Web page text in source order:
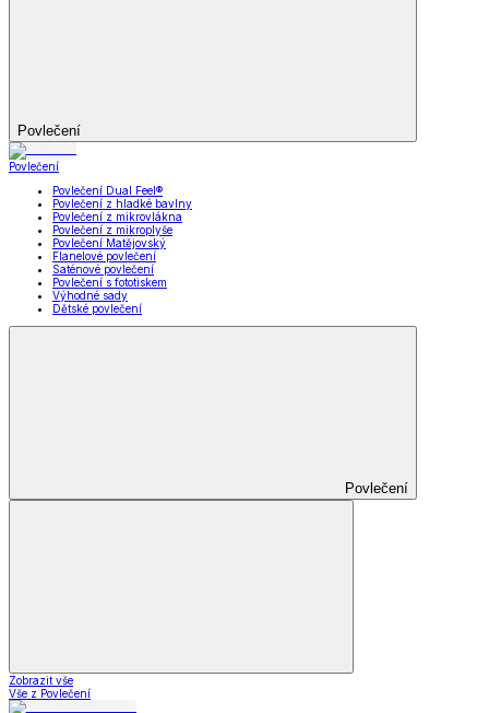
Povlečení
Povlečení
Povlečení Dual Feel®
Povlečení z hladké bavlny
Povlečení z mikrovlákna
Povlečení z mikroplyše
Povlečení Matějovský
Flanelové povlečení
Saténové povlečení
Povlečení s fototiskem
Výhodné sady
Dětské povlečení
Povlečení
Zobrazit vše
Vše z Povlečení